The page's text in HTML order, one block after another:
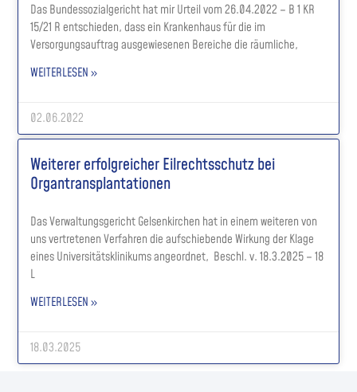
Das Bundessozialgericht hat mir Urteil vom 26.04.2022 – B 1 KR
15/21 R entschieden, dass ein Krankenhaus für die im
Versorgungsauftrag ausgewiesenen Bereiche die räumliche,
WEITERLESEN »
02.06.2022
Weiterer erfolgreicher Eilrechtsschutz bei
Organtransplantationen
Das Verwaltungsgericht Gelsenkirchen hat in einem weiteren von
uns vertretenen Verfahren die aufschiebende Wirkung der Klage
eines Universitätsklinikums angeordnet, Beschl. v. 18.3.2025 – 18
L
WEITERLESEN »
18.03.2025